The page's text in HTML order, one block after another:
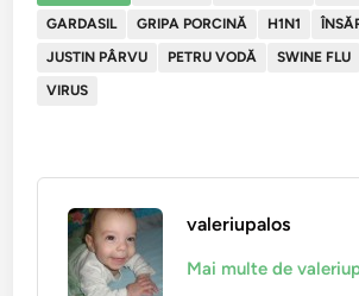
GARDASIL GRIPA PORCINĂ H1N1
JUSTIN PÂRVU
PETRU VODĂ SWINE FLU
VIRUS
valeriupalos
Mai multe de